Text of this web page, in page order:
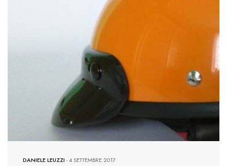
DANIELE LEUZZI -4 SETTEMBRE 2017